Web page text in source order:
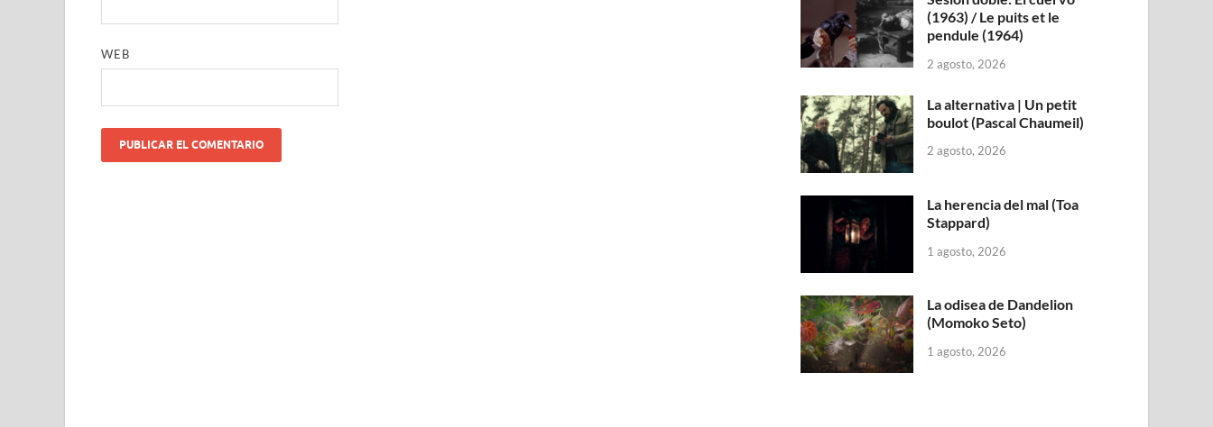
WEB
(1963) / Le puits et le
pendule (1964)
2 agosto, 2026
La alternativa | Un petit
boulot (Pascal Chaumeil)
2 agosto, 2026
La herencia del mal (Toa
Stappard)
1 agosto, 2026
La odisea de Dandelion
(Momoko Seto)
1 agosto, 2026